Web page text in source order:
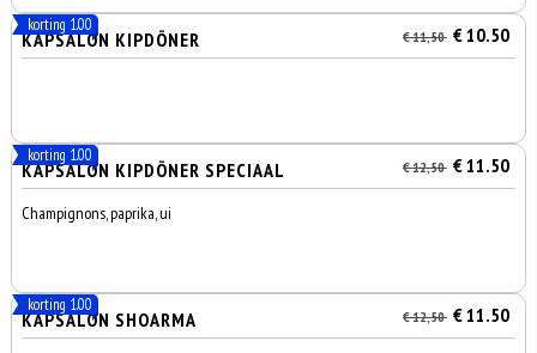
korting 1.00
KAPSALON KIPDÖNER € 11,50 € 10.50
korting 1.00
KAPSALON KIPDÖNER SPECIAAL € 12,50 € 11.50
Champignons, paprika, ui
korting 1.00
KAPSALON SHOARMA € 12,50 € 11.50